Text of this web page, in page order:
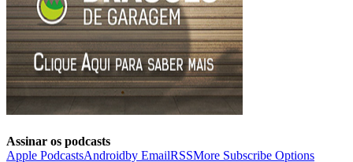
Assinar os podcasts
Apple PodcastsAndroidby EmailRSSMore Subscribe Options